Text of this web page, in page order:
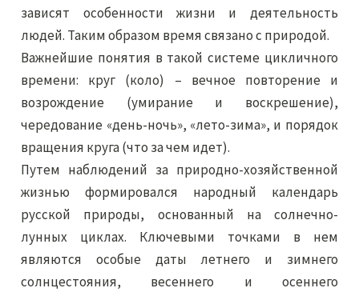
зависят особенности жизни и деятельность
людей. Таким образом время связано с природой.
Важнейшие понятия в такой системе цикличного
времени: круг (коло) – вечное повторение и
возрождение (умирание и воскрешение),
чередование «день-ночь», «лето-зима», и порядок
вращения круга (что за чем идет).
Путем наблюдений за природно-хозяйственной
жизнью формировался народный календарь
русской природы, основанный на солнечно-
лунных циклах. Ключевыми точками в нем
являются особые даты летнего и зимнего
солнцестояния, весеннего и осеннего